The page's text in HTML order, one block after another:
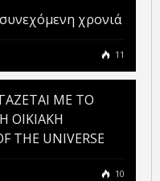
χρονιά
11
ΜΕ ΤΟ
ΟΙΚΙΑΚΗ
THE UNIVERSE
10